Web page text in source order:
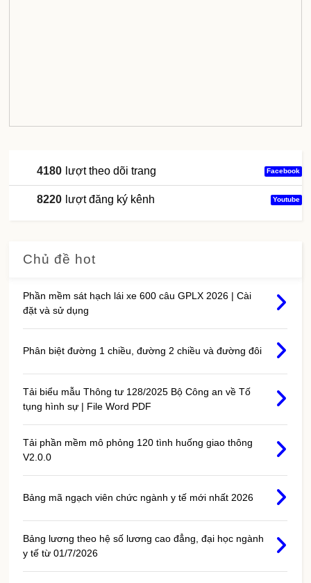
4180 lượt theo dõi trang Facebook
8220 lượt đăng ký kênh Youtube
Chủ đề hot
Phần mềm sát hạch lái xe 600 câu GPLX 2026 | Cài
đặt và sử dụng
Phân biệt đường 1 chiều, đường 2 chiều và đường đôi
Tải biểu mẫu Thông tư 128/2025 Bộ Công an về Tố
tụng hình sự | File Word PDF
Tải phần mềm mô phỏng 120 tình huống giao thông
V2.0.0
Bảng mã ngạch viên chức ngành y tế mới nhất 2026
Bảng lương theo hệ số lương cao đẳng, đại học ngành
y tế từ 01/7/2026